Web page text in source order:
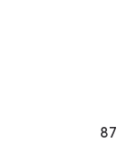
87